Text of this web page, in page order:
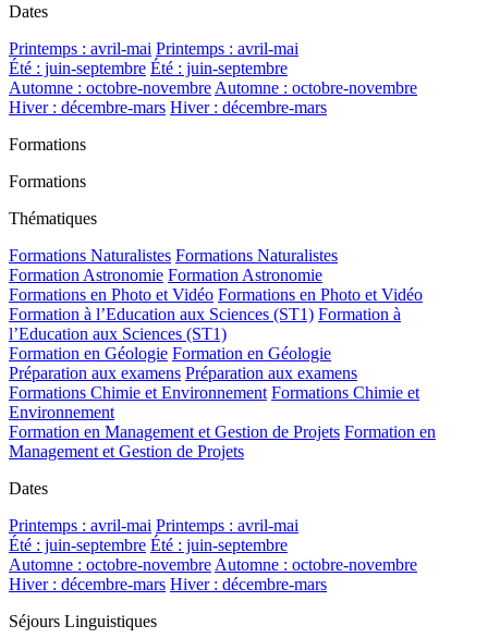
Dates
Printemps : avril-mai Printemps : avril-mai
Été : juin-septembre Été : juin-septembre
Automne : octobre-novembre Automne : octobre-novembre
Hiver : décembre-mars Hiver : décembre-mars
Formations
Formations
Thématiques
Formations Naturalistes Formations Naturalistes
Formation Astronomie Formation Astronomie
Formations en Photo et Vidéo Formations en Photo et Vidéo
Formation à l’Education aux Sciences (ST1) Formation à
l’Education aux Sciences (ST1)
Formation en Géologie Formation en Géologie
Préparation aux examens Préparation aux examens
Formations Chimie et Environnement Formations Chimie et
Environnement
Formation en Management et Gestion de Projets Formation en
Management et Gestion de Projets
Dates
Printemps : avril-mai Printemps : avril-mai
Été : juin-septembre Été : juin-septembre
Automne : octobre-novembre Automne : octobre-novembre
Hiver : décembre-mars Hiver : décembre-mars
Séjours Linguistiques